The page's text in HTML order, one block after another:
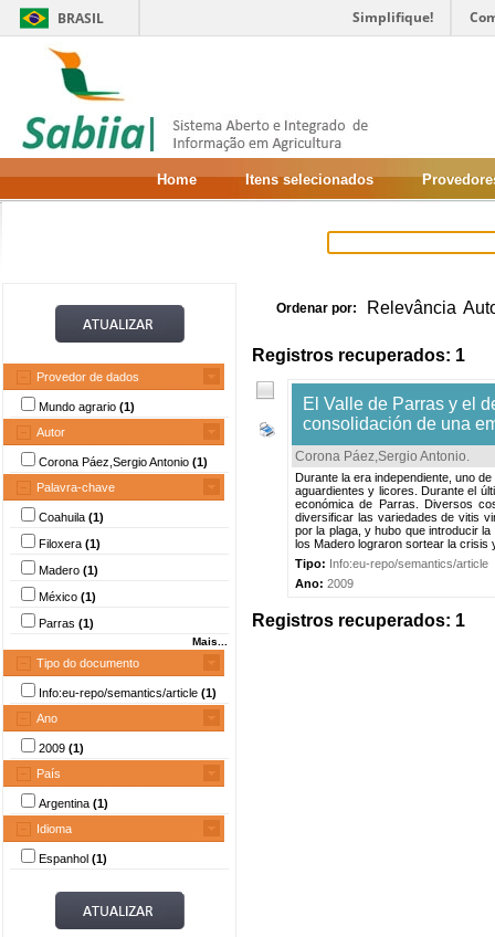
BRASIL Simplifique!
Home Itens selecionados
Provedor de dados
Mundo agrario (1)
Autor
Corona Páez,Sergio Antonio (1)
Palavra-chave
Coahuila (1)
Filoxera (1)
Madero (1)
México (1)
Parras (1)
Mais...
Tipo do documento
Info:eu-repo/semantics/article (1)
Ano
2009 (1)
País
Argentina (1)
Idioma
Espanhol (1)
Ordenar por: Relevância
Registros recuperados: 1
El Valle de Parras y el
consolidación de una
Corona Páez,Sergio Antonio.
Durante la era independiente, uno
aguardientes y licores. Durante el
económica de Parras. Diversos
diversificar las variedades de vitis
por la plaga, y hubo que introducir
los Madero lograron sortear la crisis
Tipo: Info:eu-repo/semantics/article
Ano: 2009
Registros recuperados: 1